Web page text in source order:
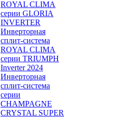
ROYAL CLIMA
серии GLORIA
INVERTER
Инверторная
сплит-система
ROYAL CLIMA
серии TRIUMPH
Inverter 2024
Инверторная
сплит-система
серии
CHAMPAGNE
CRYSTAL SUPER